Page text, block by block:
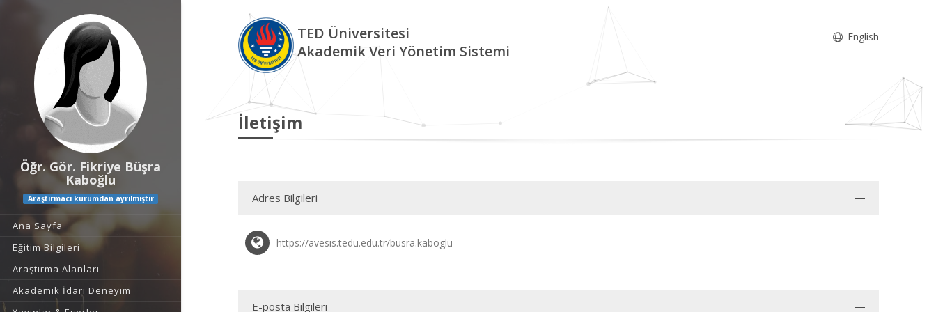
Öğr. Gör. Fikriye Büşra
Kaboğlu
Araştırmacı kurumdan ayrılmıştır
Ana Sayfa
Eğitim Bilgileri
Araştırma Alanları
Akademik İdari Deneyim
TED Üniversitesi
Akademik Veri Yönetim Sistemi
English
İletişim
Adres Bilgileri
https://avesis.tedu.edu.tr/busra.kaboglu
E-posta Bilgileri